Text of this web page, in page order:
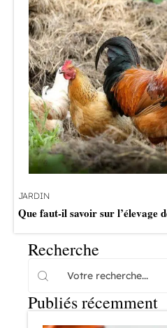
JARDIN
Que faut-il savoir sur l’élevage
Recherche
Publiés récemment